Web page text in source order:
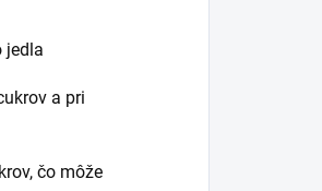
jedla
a pri
čo môže